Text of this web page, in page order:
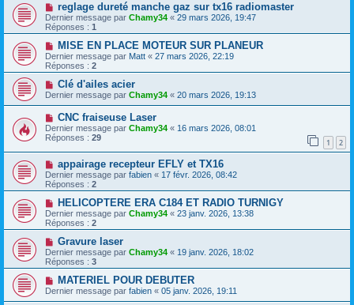
reglage dureté manche gaz sur tx16 radiomaster
Dernier message par Chamy34 « 29 mars 2026, 19:47
Réponses : 1
MISE EN PLACE MOTEUR SUR PLANEUR
Dernier message par Matt « 27 mars 2026, 22:19
Réponses : 2
Clé d'ailes acier
Dernier message par Chamy34 « 20 mars 2026, 19:13
CNC fraiseuse Laser
Dernier message par Chamy34 « 16 mars 2026, 08:01
Réponses : 29 1 2
appairage recepteur EFLY et TX16
Dernier message par fabien « 17 févr. 2026, 08:42
Réponses : 2
HELICOPTERE ERA C184 ET RADIO TURNIGY
Dernier message par Chamy34 « 23 janv. 2026, 13:38
Réponses : 2
Gravure laser
Dernier message par Chamy34 « 19 janv. 2026, 18:02
Réponses : 3
MATERIEL POUR DEBUTER
Dernier message par fabien « 05 janv. 2026, 19:11